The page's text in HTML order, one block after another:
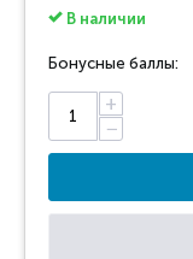
В наличии
Бонусные баллы:
+
−